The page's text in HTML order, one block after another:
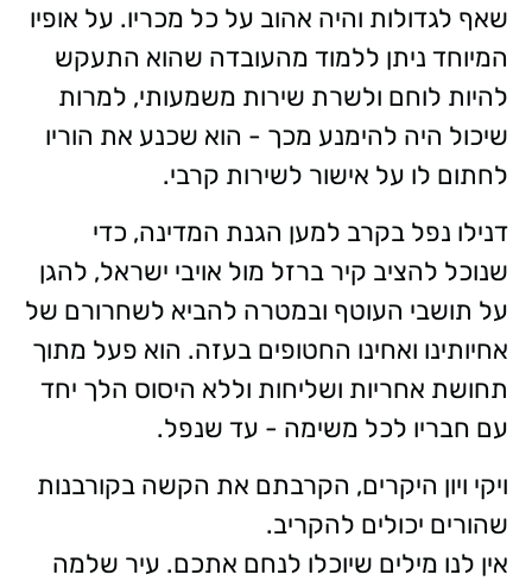
שאף לגדולות והיה אהוב על כל מכריו. על אופיו
המיוחד ניתן ללמוד מהעובדה שהוא התעקש
להיות לוחם ולשרת שירות משמעותי, למרות
שיכול היה להימנע מכך - הוא שכנע את הוריו
לחתום לו על אישור לשירות קרבי.
דנילו נפל בקרב למען הגנת המדינה, כדי
שנוכל להציב קיר ברזל מול אויבי ישראל, להגן
על תושבי העוטף ובמטרה להביא לשחרורם של
אחיותינו ואחינו החטופים בעזה. הוא פעל מתוך
תחושת אחריות ושליחות וללא היסוס הלך יחד
עם חבריו לכל משימה - עד שנפל.
ויקי ויון היקרים, הקרבתם את הקשה בקורבנות
שהורים יכולים להקריב.
אין לנו מילים שיוכלו לנחם אתכם. עיר שלמה